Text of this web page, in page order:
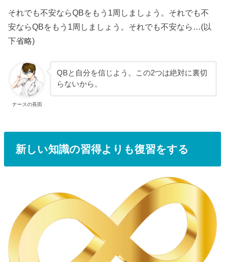
それでも不安ならQBをもう1周しましょう。それでも不
安ならQBをもう1周しましょう。それでも不安なら…(以
下省略)
ナースの長田
QBと自分を信じよう。この2つは絶対に裏切
らないから。
新しい知識の習得よりも復習をする